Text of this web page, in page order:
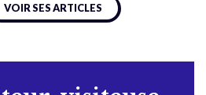
VOIR SES ARTICLES